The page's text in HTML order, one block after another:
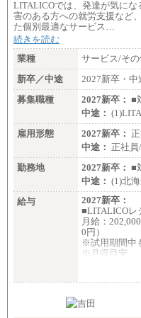
LITALICOでは、発達が気に
害のある方への就労支援など
た個別最適なサービス…
続きを読む
業種
サービス/そ
新卒／中途
2027新卒・中
募集職種
2027新卒： ■
中途：
雇用形態
2027新卒：
中途： 正社員
勤務地
2027新卒： ■
中途： (1)北
給与
2027新卒：
■LITALICOレ
月給：
0円）
※試用期間中
※月収目安
夜勤回数によ
条件あり）